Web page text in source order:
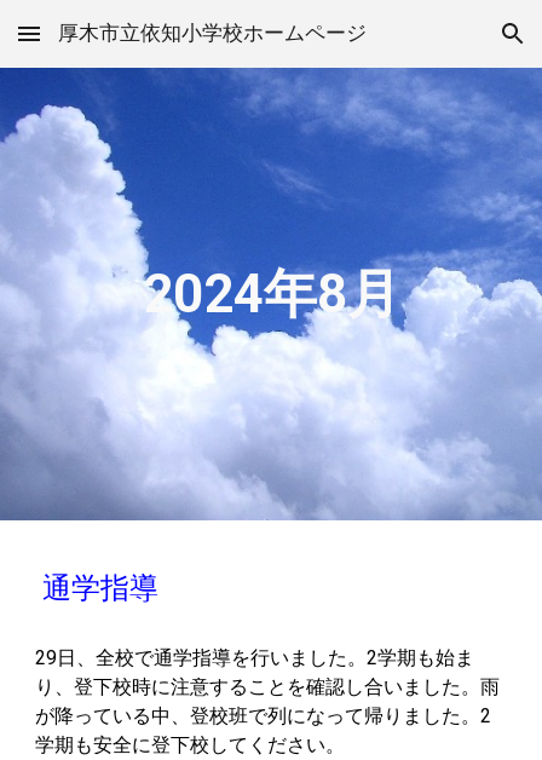
Skip to main content Skip to navigation
厚木市立依知小学校ホームページ
2024年8月
通学指導
29日、全校で通学指導を行いました。2学期も始ま
り、登下校時に注意することを確認し合いました。雨
が降っている中、登校班で列になって帰りました。2
学期も安全に登下校してください。